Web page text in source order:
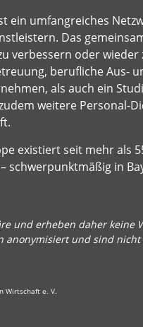
ein umfangreiches
Das
verbessern oder
berufliche Aus-
als auch ein
weitere Personal-
existiert seit mehr als
schwerpunktmäßig in
und erheben daher keine
anonymisiert und sind
Wirtschaft e. V.